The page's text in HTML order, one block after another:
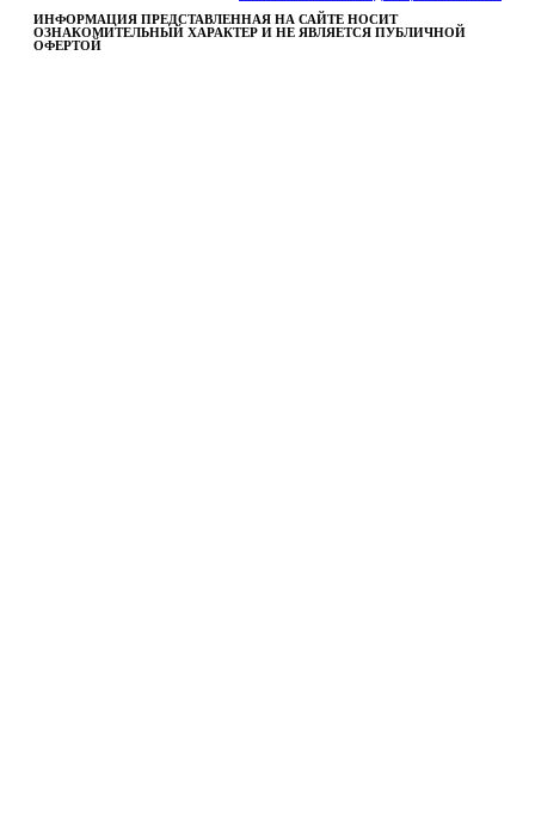
ИНФОРМАЦИЯ ПРЕДСТАВЛЕННАЯ НА САЙТЕ НОСИТ
ОЗНАКОМИТЕЛЬНЫЙ ХАРАКТЕР И НЕ ЯВЛЯЕТСЯ ПУБЛИЧНОЙ
ОФЕРТОЙ